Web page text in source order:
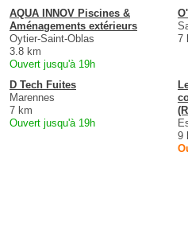
AQUA INNOV Piscines &
Aménagements extérieurs
Oytier-Saint-Oblas
3.8 km
Ouvert jusqu'à 19h
7
D Tech Fuites
Marennes
7 km
Ouvert jusqu'à 19h
9